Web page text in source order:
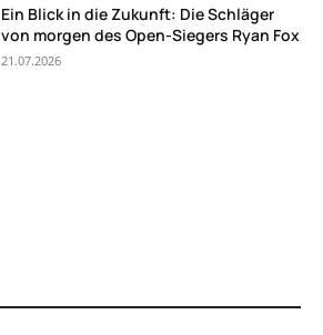
Ein Blick in die Zukunft: Die Schläger
von morgen des Open-Siegers Ryan Fox
21.07.2026